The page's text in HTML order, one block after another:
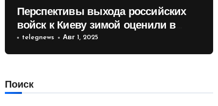
Перспективы выхода российских
войск к Киеву зимой оценили в
России
telegnews Авг 1, 2025
Поиск